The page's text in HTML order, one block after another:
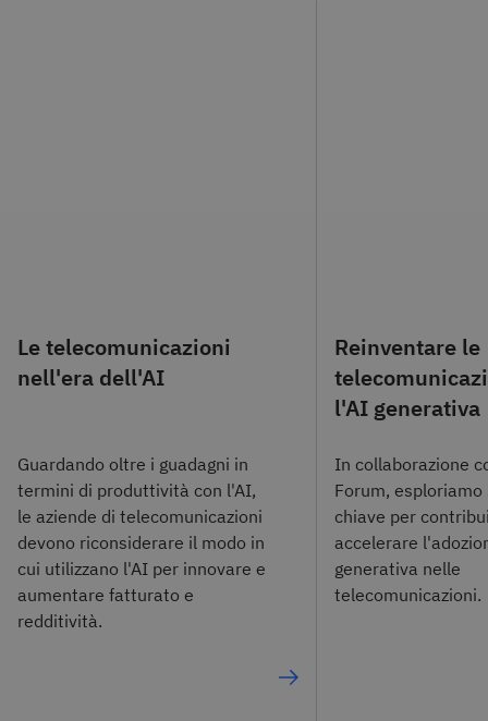
Le telecomunicazioni
nell'era dell'AI
Guardando oltre i guadagni in
termini di produttività con l'AI,
le aziende di telecomunicazioni
devono riconsiderare il modo in
cui utilizzano l'AI per innovare e
aumentare fatturato e
redditività.
Reinventare le
l'AI generativa
In collaborazione
Forum,
chiave per
accelerare
generativa nelle
telecomunicazioni.